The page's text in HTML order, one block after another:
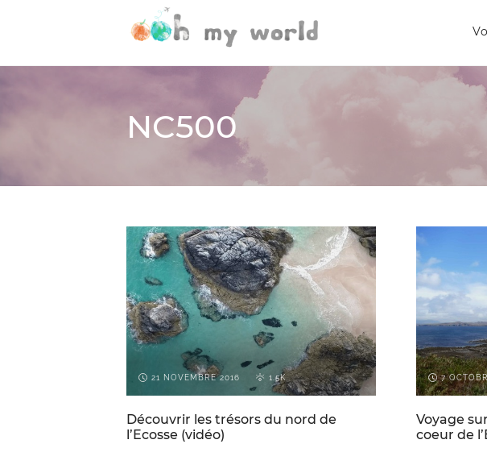
NC500
21 NOVEMBRE 2016 1.5K
Découvrir les trésors du nord de
l’Ecosse (vidéo)
7
Voyage
coeur de